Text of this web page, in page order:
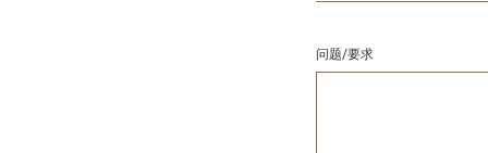
问题/要求